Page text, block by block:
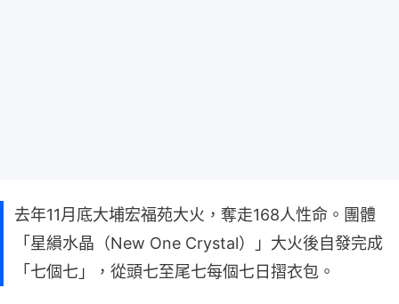
去年11月底大埔宏福苑大火，奪走168人性命。團體
「星縜水晶（New One Crystal）」大火後自發完成
「七個七」，從頭七至尾七每個七日摺衣包。